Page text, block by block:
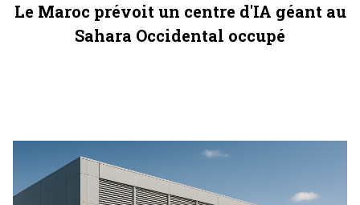
Le Maroc prévoit un centre d'IA géant au
Sahara Occidental occupé